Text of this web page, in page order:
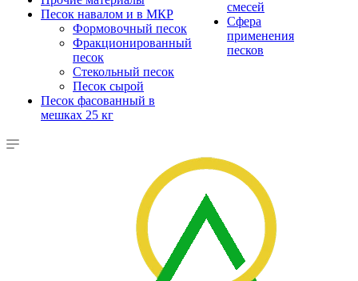
Песок навалом и в МКР
Формовочный песок
Фракционированный
песок
Стекольный песок
Песок сырой
Песок фасованный в
мешках 25 кг
смесей
Сфера
применения
песков